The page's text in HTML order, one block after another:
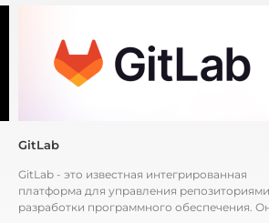
GitLab
GitLab - это известная интегрированная
платформа для управления
разработки программного обеспечения.